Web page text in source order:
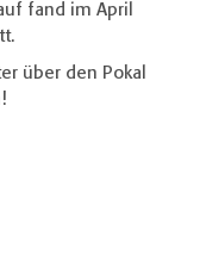
fand im April
über den Pokal